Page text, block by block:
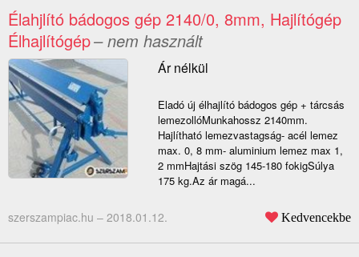
Élahjlító bádogos gép 2140/0, 8mm, Hajlítógép
Élhajlítógép– nem használt
Ár nélkül
Eladó új élhajlító bádogos gép + tárcsás
lemezollóMunkahossz 2140mm.
Hajlítható lemezvastagság- acél lemez
max. 0, 8 mm- aluminium lemez max 1,
2 mmHajtási szög 145-180 fokigSúlya
175 kg.Az ár magá...
szerszampiac.hu – 2018.01.12. Kedvencekbe